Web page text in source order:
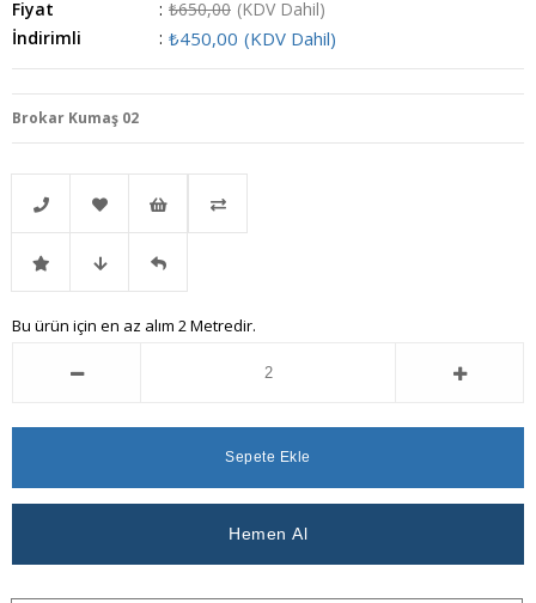
Fiyat
: ₺650,00 (KDV Dahil)
İndirimli
: ₺450,00 (KDV Dahil)
Brokar Kumaş 02
Telefonla
Sipariş
Favorilere
Ekle
İstek
Listeme
İndirimli Fiyat
Ver
Gelince
Bu ürün için en az alım 2 Metredir.